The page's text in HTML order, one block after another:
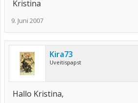
Kristina
9. Juni 2007
Kira73
Uveitispapst
Hallo Kristina,